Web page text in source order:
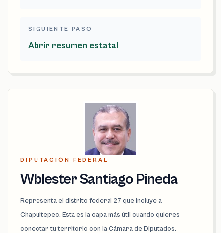
SIGUIENTE PASO
Abrir resumen estatal
DIPUTACIÓN FEDERAL
Wblester Santiago Pineda
Representa el distrito federal 27 que incluye a
Chapultepec. Esta es la capa más útil cuando quieres
conectar tu territorio con la Cámara de Diputados.